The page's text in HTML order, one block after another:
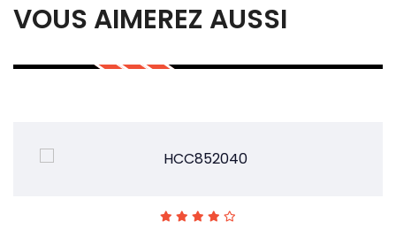
VOUS AIMEREZ AUSSI